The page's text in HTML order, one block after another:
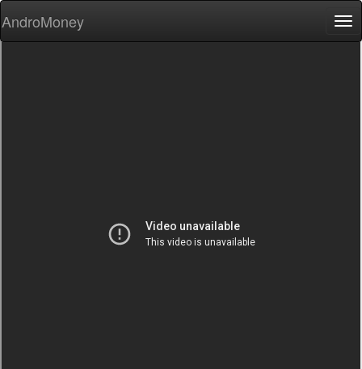
AndroMoney